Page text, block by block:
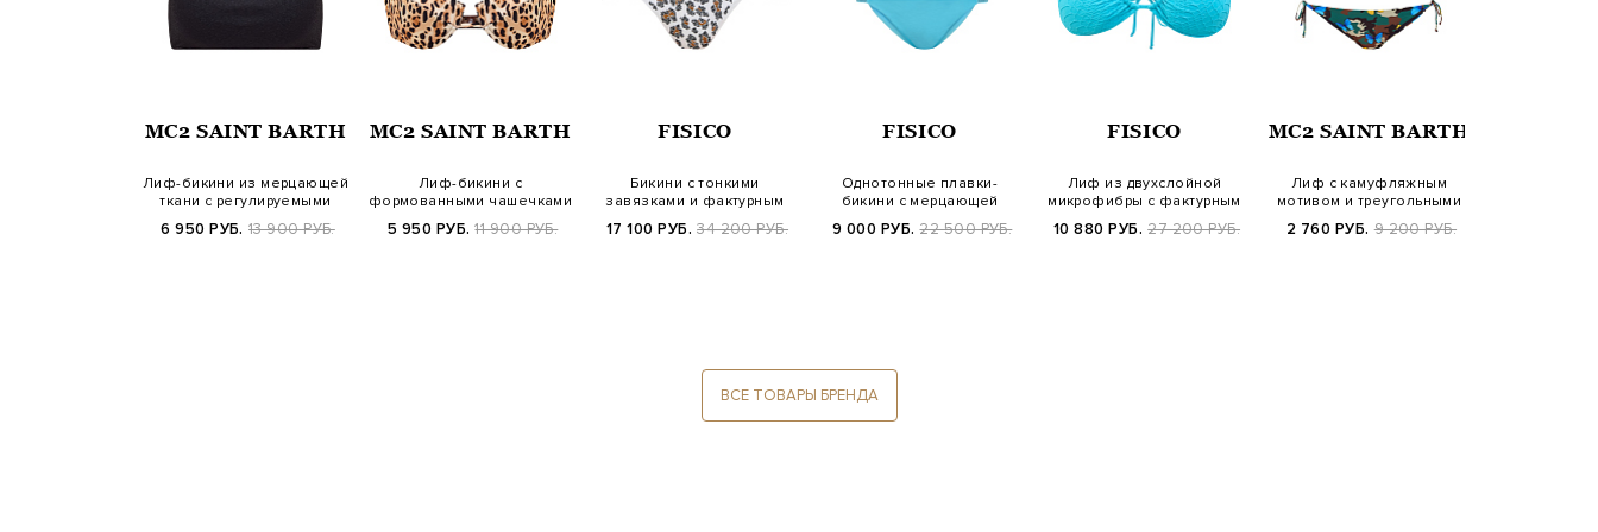
MC2 SAINT BARTH
Лиф-бикини из мерцающей
ткани с регулируемыми
бретелям…
6 950 РУБ. 13 900 РУБ.
MC2 SAINT BARTH
Лиф-бикини с
формованными чашечками
и анималистичным п…
5 950 РУБ. 11 900 РУБ.
FISICO
Бикини с тонкими
завязками и фактурным
узором из страз…
17 100 РУБ. 34 200 РУБ.
FISICO
Однотонные плавки-
бикини с мерцающей
отделкой из страз…
9 000 РУБ. 22 500 РУБ.
FISICO
Лиф из двухслойной
микрофибры с фактурным
декором
10 880 РУБ. 27 200 РУБ.
MC2 SAINT BARTH
Лиф с камуфляжным
мотивом и треугольными
чашечками
2 760 РУБ. 9 200 РУБ.
ВСЕ ТОВАРЫ БРЕНДА